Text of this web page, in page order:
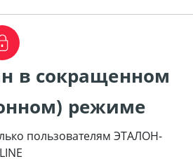
в сокращенном
режиме
пользователям ЭТАЛОН-